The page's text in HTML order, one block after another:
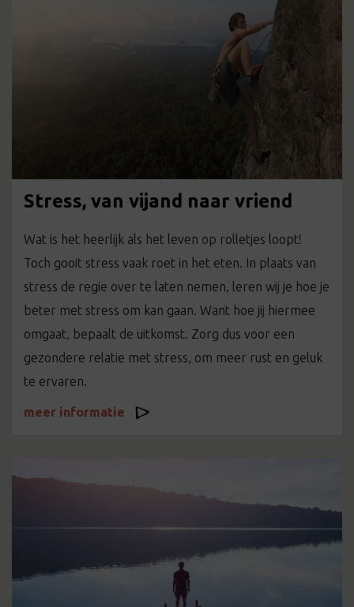
Stress, van vijand naar vriend
Wat is het heerlijk als het leven op rolletjes loopt!
Toch gooit stress vaak roet in het eten. In plaats van
stress de regie over te laten nemen, leren wij je hoe je
beter met stress om kan gaan. Want hoe jij hiermee
omgaat, bepaalt de uitkomst. Zorg dus voor een
gezondere relatie met stress, om meer rust en geluk
te ervaren.
meer informatie